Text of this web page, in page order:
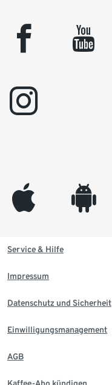
facebook youtube
instagram
appleinc android
Service & Hilfe
Impressum
Datenschutz und Sicherheit
Einwilligungsmanagement
AGB
Kaffee-Abo kündigen